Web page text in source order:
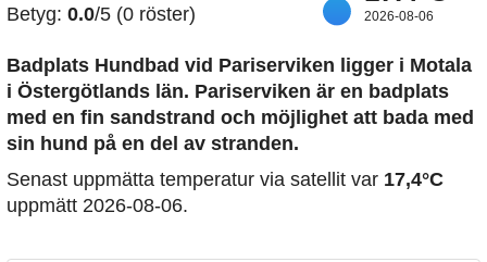
Betyg: 0.0/5 (0 röster) 2026-08-06
Badplats Hundbad vid Pariserviken ligger i Motala
i Östergötlands län. Pariserviken är en badplats
med en fin sandstrand och möjlighet att bada med
sin hund på en del av stranden.
Senast uppmätta temperatur via satellit var 17,4°C
uppmätt 2026-08-06.